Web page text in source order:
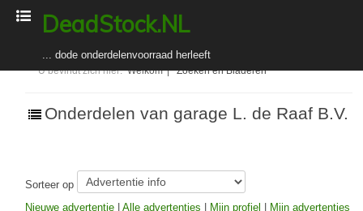
DeadStock.NL
... dode onderdelenvoorraad herleeft
Zoeken en Bladeren
Toelichting voor adverteerders
Abonnement kopen (registreren) / verlengen
U bevindt zich hier:Welkom | Zoeken en Bladeren
Onderdelen van garage L. de Raaf B.V.
Sorteer op
Nieuwe advertentie |Alle advertenties Mijn profiel
Mijn advertenties